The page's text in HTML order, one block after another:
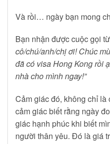
Và rồi… ngày bạn mong
Bạn nhận được cuộc gọi
cô/chú/anh/chị ơi! Chúc
đã có visa Hong Kong rồi
nhà cho mình ngay!”
Cảm giác đó, không chỉ
cảm giác biết rằng ngày
giác hạnh phúc khi biết
người thân yêu. Đó là giá